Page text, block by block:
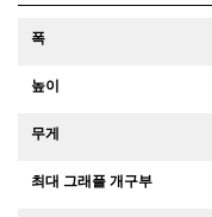
폭
높이
무게
최대 그래플 개구부